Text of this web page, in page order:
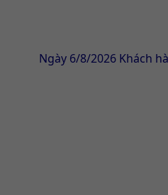
Ngày 6/8/2026 Khách hàng Đỗ